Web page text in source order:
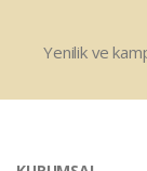
Yenilik ve